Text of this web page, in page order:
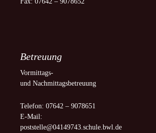
Betreuung
Vormittags-
und Nachmittagsbetreuung
Telefon: 07642 – 9078651
E-Mail:
poststelle@04149743.schule.bwl.de